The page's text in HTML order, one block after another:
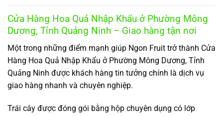
Cửa Hàng Hoa Quả Nhập Khẩu ở Phường Mông
Dương, Tỉnh Quảng Ninh – Giao hàng tận nơi
Một trong những điểm mạnh giúp Ngon Fruit trở thành Cửa
Hàng Hoa Quả Nhập Khẩu ở Phường Mông Dương, Tỉnh
Quảng Ninh được khách hàng tin tưởng chính là dịch vụ
giao hàng nhanh và chuyên nghiệp.
Trái cây được đóng gói bằng hộp chuyên dụng có lớp